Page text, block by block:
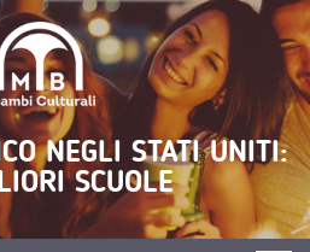
NEGLI STATI UNITI:
SCUOLE